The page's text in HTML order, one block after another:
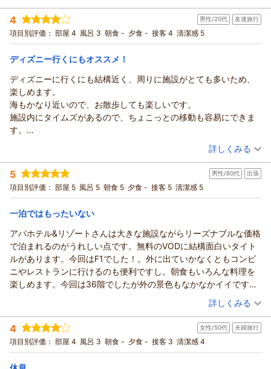
でございます。
お部屋と館内の空調に関して、ご不便おかけし申し訳ございま
せん。
チェックイン後のお部屋への行き方について案内するよう心掛
けて参ります。また、空調に関しては、早急に効いていない箇
お客様のまたのご利用お待ちしております。
フロント 清水
（返信日：2026/08/05）
宿泊時期： 2026年07月宿泊 (友達旅行)
投稿者： いぶきさん
宿泊プラン： 素泊まり ツイン 食事なし
宿泊価格帯： 4,001～5,000円(大人一人あたり/税込)
この度はアパホテル＆リゾート〈東京ベイ幕張〉にご宿泊いた
だきまして誠にありがとうございます。
大浴場やお部屋につきましてご満足いただけた一方で、精算手
続きの際にお迷惑とご不快な思いをさせてしまい誠に申し訳ご
ざいません。今後はこのようなことが無い様にしてまいりま
次回お越しいただいた際には、よりスムーズで快適なサービス
でお迎えできる様に努めてまいります。
またのご来館をスタッフ一同心よりお待ちしております。
フロント 一條
4 男性/20代 友達旅行
項目別評価： 部屋 4 風呂 3 朝食 - 夕食 - 接客 4 清潔感 5
ディズニー行くにもオススメ！
ディズニーに行くにも結構近く、周りに施設がとても多いため、
楽しめます。
海もかなり近いので、お散歩しても楽しいです。
施設内にタイムズがあるので、ちょこっとの移動も容易にできま
す。
ホテル内はとても広く、ご飯の美味しい香りが漂います。
（投稿日：2026/07/31）
宿泊時期： 2026年07月宿泊 (友達旅行)
投稿者： ゆたまるさん
宿泊プラン： 素泊まり ダブル 食事なし
宿泊価格帯： 4,001～5,000円(大人一人あたり/税込)
この度はアパホテル＆リゾート〈東京ベイ幕張〉にご宿泊いた
だきまして誠にありがとうございます。
当館からディズニーリゾートまでのアクセスや周辺環境、館内
施設につきまして、当館の魅力を存分にお楽しみいただけたご
様子で大変嬉しく存じます。
今後とも快適なご滞在をご提供できる様サービス向上に努めて
まいります。
またのお越しをスタッフ一同心よりお待ちしております。ご投
稿ありがとうございました。
フロント 一條
詳しくみる
5 男性/60代 出張
項目別評価： 部屋 5 風呂 5 朝食 5 夕食 - 接客 5 清潔感 5
一泊ではもったいない
アパホテル&リゾートさんは大きな施設ながらリーズナブルな価格
で泊まれるのがうれしい点です。無料のVODに結構面白いタイト
ルがあります。今回はF1でした！。外に出ていかなくともコンビ
ニやレストランに行けるのも便利ですし。朝食もいろんな料理を
楽しめます。今回は36階でしたが外の景色もなかなかイイです
ね。海浜幕張駅から少し距離はありますが幕張メッセくらいで，
大方は屋根がある専用通路を歩くだけなので苦になりません。
（投稿日：2026/07/30）
宿泊時期： 2026年07月宿泊 (出張)
投稿者： ゆうちんさん
宿泊プラン： 朝食付き 和食レストラン 幕張七十二 ※部屋タイプおまかせ
その他 朝のみ
宿泊価格帯：
詳しくみる
4 女性/50代 夫婦旅行
項目別評価： 部屋 4 風呂 3 朝食 - 夕食 - 接客 3 清潔感 4